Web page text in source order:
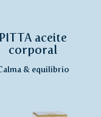
PITTA aceite
corporal
& equilibrio